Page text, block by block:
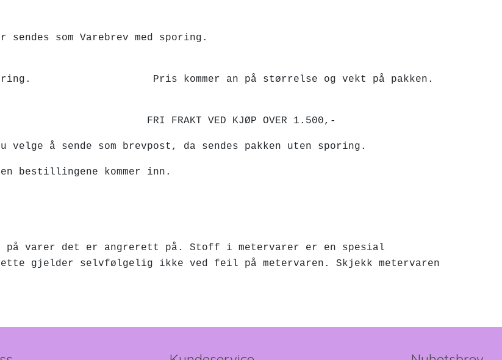
Små pakker sendes som Varebrev med sporing.
med sporing. Pris kommer an på størrelse og vekt på pakken.
KJØP OVER 1.500,-
velge å sende som brevpost, da sendes pakken uten sporing.
bestillingene kommer inn.
på varer det er angrerett på. Stoff i metervarer er en spesial
gjelder selvfølgelig ikke ved feil på metervaren. Skjekk metervaren